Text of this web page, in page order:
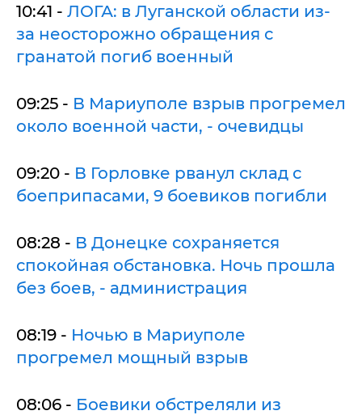
10:41 - ЛОГА: в Луганской области из-
за неосторожно обращения с
гранатой погиб военный
09:25 - В Мариуполе взрыв прогремел
около военной части, - очевидцы
09:20 - В Горловке рванул склад с
боеприпасами, 9 боевиков погибли
08:28 - В Донецке сохраняется
спокойная обстановка. Ночь прошла
без боев, - администрация
08:19 - Ночью в Мариуполе
прогремел мощный взрыв
08:06 - Боевики обстреляли из